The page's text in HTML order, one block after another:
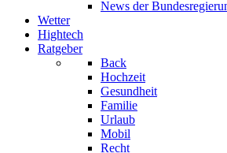
News der
Wetter
Hightech
Ratgeber
Back
Hochzeit
Gesundheit
Familie
Urlaub
Mobil
Recht